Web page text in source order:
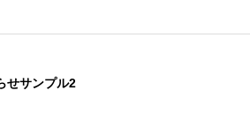
せサンプル2